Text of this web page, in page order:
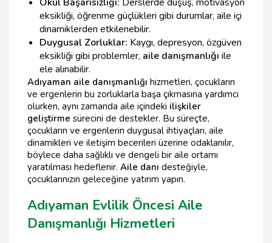
eksikliği, öğrenme güçlükleri gibi durumlar, aile içi
dinamiklerden etkilenebilir.
Duygusal Zorluklar: Kaygı, depresyon, özgüven
eksikliği gibi problemler, aile danışmanlığı ile
ele alınabilir.
Adıyaman aile danışmanlığı hizmetleri, çocukların
ve ergenlerin bu zorluklarla başa çıkmasına yardımcı
olurken, aynı zamanda aile içindeki ilişkiler
geliştirme sürecini de destekler. Bu süreçte,
çocukların ve ergenlerin duygusal ihtiyaçları, aile
dinamikleri ve iletişim becerileri üzerine odaklanılır,
böylece daha sağlıklı ve dengeli bir aile ortamı
yaratılması hedeflenir. Aile danı desteğiyle,
çocuklarınızın geleceğine yatırım yapın.
Adıyaman Evlilik Öncesi Aile
Danışmanlığı Hizmetleri